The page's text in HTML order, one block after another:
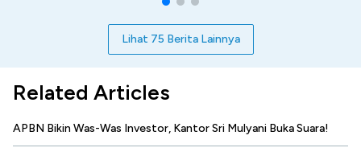
Lihat 75 Berita Lainnya
Related Articles
APBN Bikin Was-Was Investor, Kantor Sri Mulyani Buka Suara!